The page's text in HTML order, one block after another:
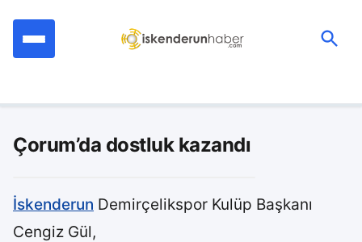
Çorum’da dostluk kazandı
İskenderun Demirçelikspor Kulüp Başkanı
Cengiz Gül,